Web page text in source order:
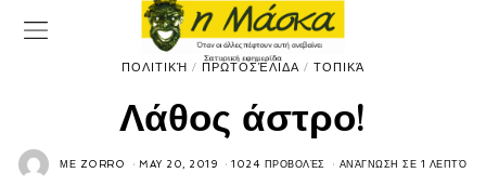
ΠΟΛΙΤΙΚΉ / ΠΡΩΤΟΣΈΛΙΔΑ / ΤΟΠΙΚΆ
Λάθος άστρο!
ΜΕ ZORRO MAY 20, 2019 1024 ΠΡΟΒΟΛΈΣ ΑΝΆΓΝΩΣΗ ΣΕ 1 ΛΕΠΤΌ